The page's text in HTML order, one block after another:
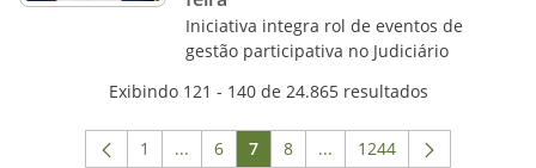
Iniciativa integra rol de eventos de
gestão participativa no Judiciário
Exibindo 121 - 140 de 24.865 resultados
Página
1 ...Páginas intermediárias Usar ABA para
Página
6 Página
7 Página
8 ...Páginas intermediárias
Página
1244